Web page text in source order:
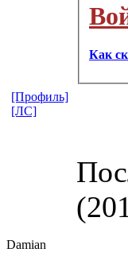
Как
[Профиль]
[ЛС]
Damian